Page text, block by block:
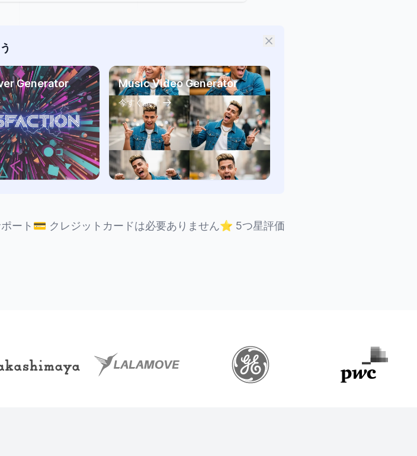
Generator Music Video Generator
今すぐ試す
ート 💳 クレジットカードは必要ありません⭐ 5つ星評価